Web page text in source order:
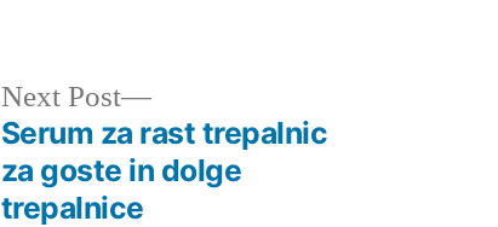
Next Post
Next
post:
Serum za rast trepalnic
za goste in dolge
trepalnice